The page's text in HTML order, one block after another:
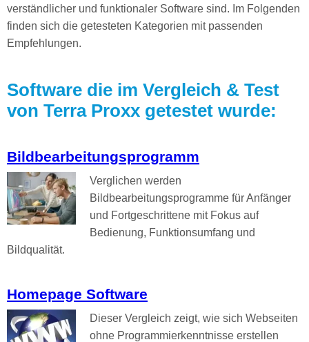
verständlicher und funktionaler Software sind. Im Folgenden
finden sich die getesteten Kategorien mit passenden
Empfehlungen.
Software die im Vergleich & Test
von Terra Proxx getestet wurde:
Bildbearbeitungsprogramm
Verglichen werden
Bildbearbeitungsprogramme für Anfänger
und Fortgeschrittene mit Fokus auf
Bedienung, Funktionsumfang und
Bildqualität.
Homepage Software
Dieser Vergleich zeigt, wie sich Webseiten
ohne Programmierkenntnisse erstellen